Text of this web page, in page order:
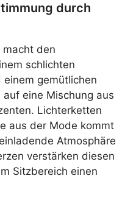
durch
macht den
schlichten
gemütlichen
eine Mischung aus
Lichterketten
aus der Mode kommt
Atmosphäre
verstärken diesen
Sitzbereich einen